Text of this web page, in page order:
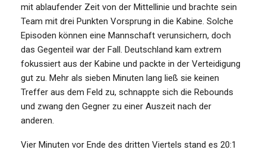
mit ablaufender Zeit von der Mittellinie und brachte sein
Team mit drei Punkten Vorsprung in die Kabine. Solche
Episoden können eine Mannschaft verunsichern, doch
das Gegenteil war der Fall. Deutschland kam extrem
fokussiert aus der Kabine und packte in der Verteidigung
gut zu. Mehr als sieben Minuten lang ließ sie keinen
Treffer aus dem Feld zu, schnappte sich die Rebounds
und zwang den Gegner zu einer Auszeit nach der
anderen.
Vier Minuten vor Ende des dritten Viertels stand es 20:1